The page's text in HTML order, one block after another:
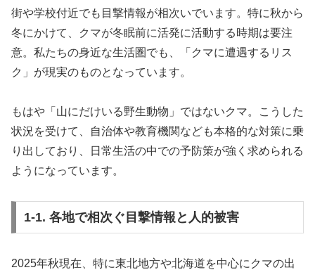
街や学校付近でも目撃情報が相次いでいます。特に秋から
冬にかけて、クマが冬眠前に活発に活動する時期は要注
意。私たちの身近な生活圏でも、「クマに遭遇するリス
ク」が現実のものとなっています。
もはや「山にだけいる野生動物」ではないクマ。こうした
状況を受けて、自治体や教育機関なども本格的な対策に乗
り出しており、日常生活の中での予防策が強く求められる
ようになっています。
1-1. 各地で相次ぐ目撃情報と人的被害
2025年秋現在、特に東北地方や北海道を中心にクマの出